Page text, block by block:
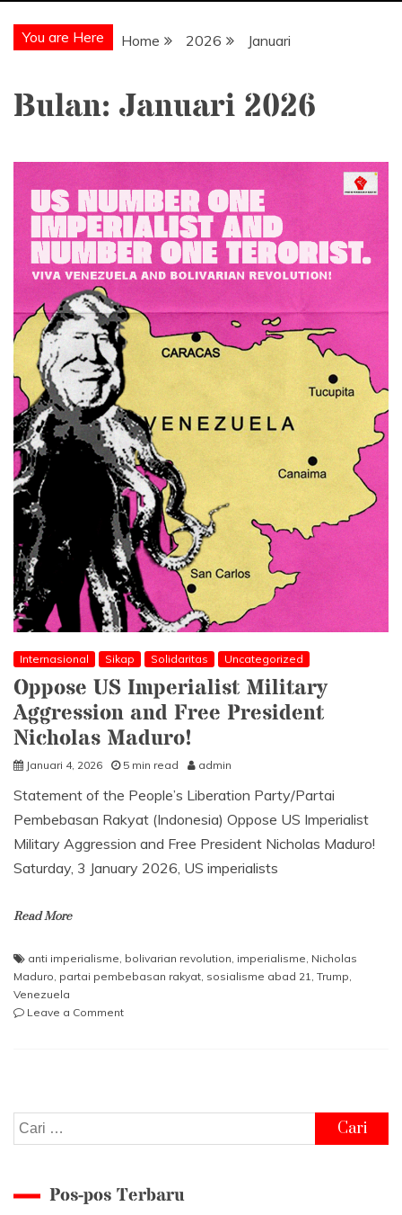
You are Here Home 2026 Januari
Bulan: Januari 2026
Internasional Sikap Solidaritas Uncategorized
Oppose US Imperialist Military
Aggression and Free President
Nicholas Maduro!
Januari 4, 2026 5 min read admin
Statement of the People’s Liberation Party/Partai
Pembebasan Rakyat (Indonesia) Oppose US Imperialist
Military Aggression and Free President Nicholas Maduro!
Saturday, 3 January 2026, US imperialists
Read More
anti imperialisme bolivarian revolution imperialisme Nicholas
Maduro partai pembebasan rakyat sosialisme abad 21 Trump
Venezuela
Leave a Commenton
Maduro!
Cari
untuk:
Pos-pos Terbaru